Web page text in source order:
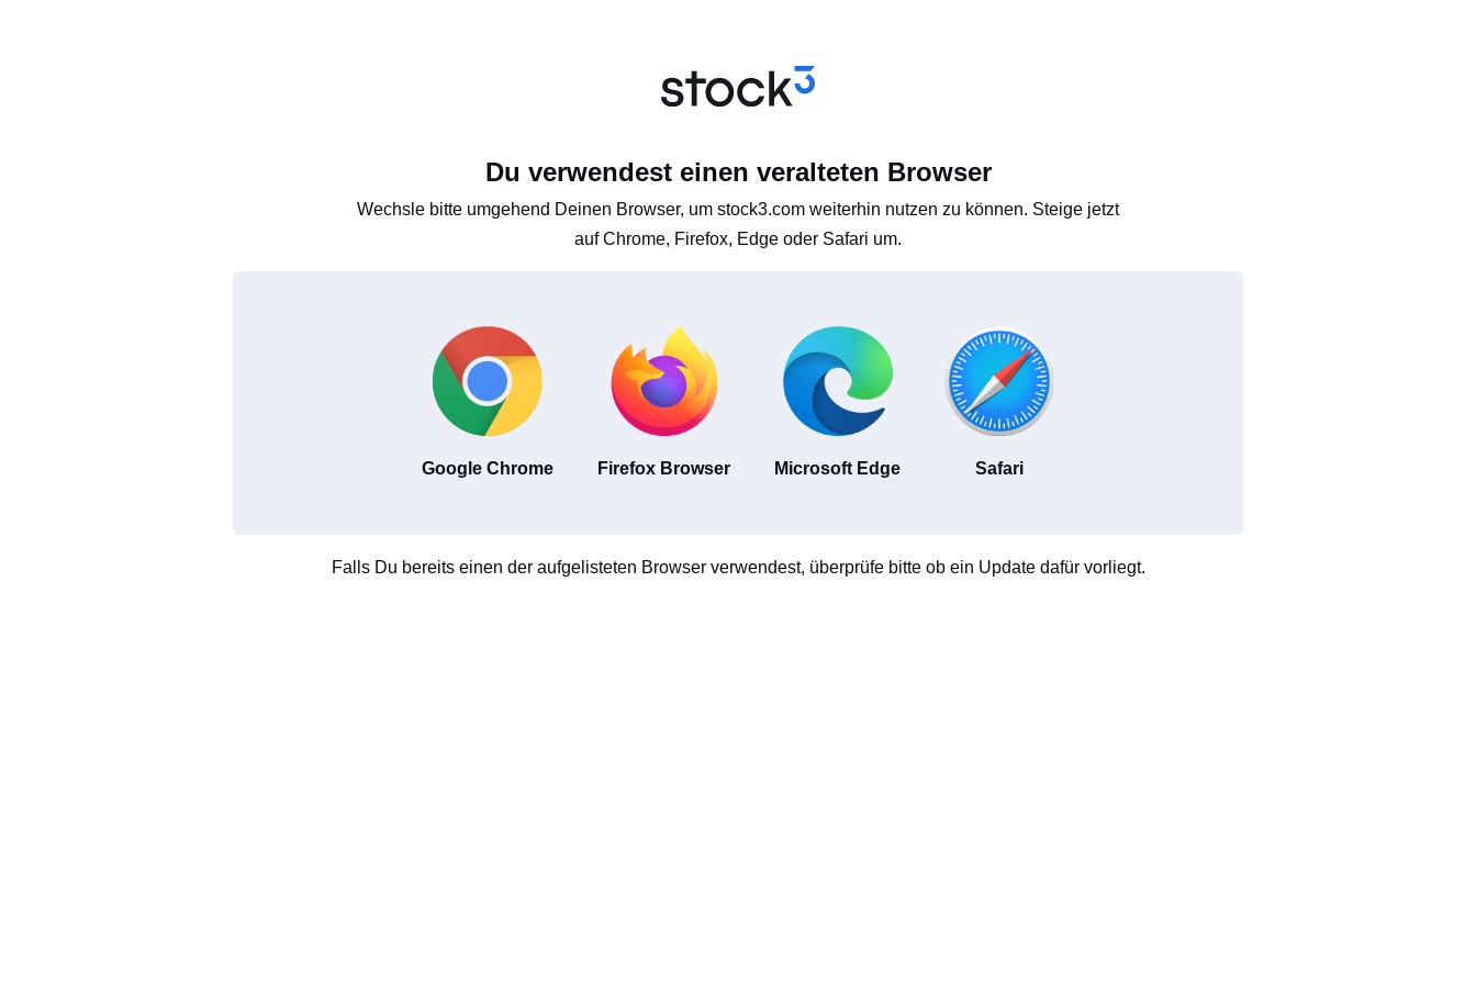
Du verwendest einen veralteten Browser
Wechsle bitte umgehend Deinen Browser, um stock3.com weiterhin nutzen zu können. Steige jetzt
auf Chrome, Firefox, Edge oder Safari um.
Google Chrome Firefox Browser Microsoft Edge Safari
Falls Du bereits einen der aufgelisteten Browser verwendest, überprüfe bitte ob ein Update dafür vorliegt.